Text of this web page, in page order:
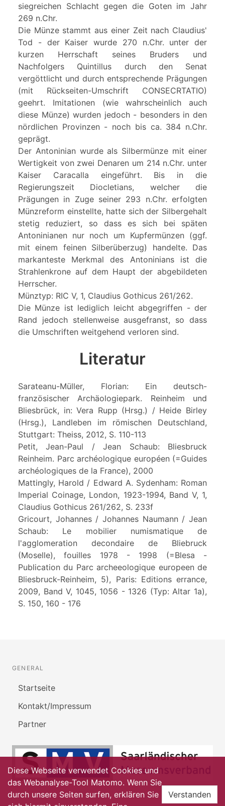
siegreichen Schlacht gegen die Goten im Jahr
269 n.Chr.
Die Münze stammt aus einer Zeit nach Claudius'
Tod - der Kaiser wurde 270 n.Chr. unter der
kurzen Herrschaft seines Bruders und
Nachfolgers Quintillus durch den Senat
vergöttlicht und durch entsprechende Prägungen
(mit Rückseiten-Umschrift CONSECRTATIO)
geehrt. Imitationen (wie wahrscheinlich auch
diese Münze) wurden jedoch - besonders in den
nördlichen Provinzen - noch bis ca. 384 n.Chr.
geprägt.
Der Antoninian wurde als Silbermünze mit einer
Wertigkeit von zwei Denaren um 214 n.Chr. unter
Kaiser Caracalla eingeführt. Bis in die
Regierungszeit Diocletians, welcher die
Prägungen in Zuge seiner 293 n.Chr. erfolgten
Münzreform einstellte, hatte sich der Silbergehalt
stetig reduziert, so dass es sich bei späten
Antoninianen nur noch um Kupfermünzen (ggf.
mit einem feinen Silberüberzug) handelte. Das
markanteste Merkmal des Antoninians ist die
Strahlenkrone auf dem Haupt der abgebildeten
Herrscher.
Münztyp: RIC V, 1, Claudius Gothicus 261/262.
Die Münze ist lediglich leicht abgegriffen - der
Rand jedoch stellenweise ausgefranst, so dass
die Umschriften weitgehend verloren sind.
Literatur
Sarateanu-Müller, Florian: Ein deutsch-
französischer Archäologiepark. Reinheim und
Bliesbrück, in: Vera Rupp (Hrsg.) / Heide Birley
(Hrsg.), Landleben im römischen Deutschland,
Stuttgart: Theiss, 2012, S. 110-113
Petit, Jean-Paul / Jean Schaub: Bliesbruck
Reinheim. Parc archéologique européen (=Guides
archéologiques de la France), 2000
Mattingly, Harold / Edward A. Sydenham: Roman
Imperial Coinage, London, 1923-1994, Band V, 1,
Claudius Gothicus 261/262, S. 233f
Gricourt, Johannes / Johannes Naumann / Jean
Schaub: Le mobilier numismatique de
l'agglomeration decondaire de Bliebruck
(Moselle), fouilles 1978 - 1998 (=Blesa -
Publication du Parc archeeologique europeen de
Bliesbruck-Reinheim, 5), Paris: Editions errance,
2009, Band V, 1045, 1056 - 1326 (Typ: Altar 1a),
S. 150, 160 - 176
GENERAL
Startseite
Kontakt/Impressum
Partner
Diese Webseite verwendet Cookies und
das Webanalyse-Tool Matomo. Wenn Sie
durch unsere Seiten surfen, erklären Sie
Verstanden